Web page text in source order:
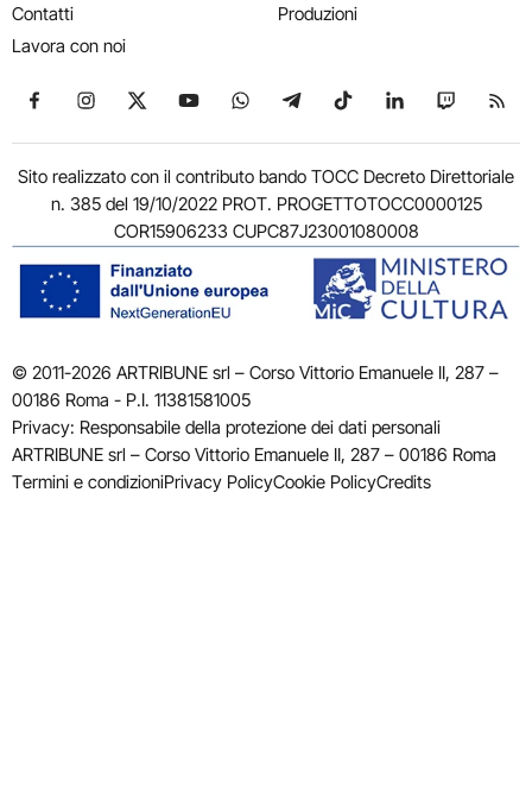
Contatti
Lavora con noi
Produzioni
Seguici su Facebook
Seguici su Instagram
Seguici su X
Seguici su YouTube
Seguici su WhatsApp
Seguici su Telegram
Seguici su TikTok
Seguici su
Seguici
Sito realizzato con il contributo bando TOCC Decreto Direttoriale
n. 385 del 19/10/2022 PROT. PROGETTOTOCC0000125
COR15906233 CUPC87J23001080008
© 2011-2026 ARTRIBUNE srl – Corso Vittorio Emanuele II, 287 –
00186 Roma - P.I. 11381581005
Privacy: Responsabile della protezione dei dati personali
ARTRIBUNE srl – Corso Vittorio Emanuele II, 287 – 00186 Roma
Termini e condizioniPrivacy PolicyCookie PolicyCredits